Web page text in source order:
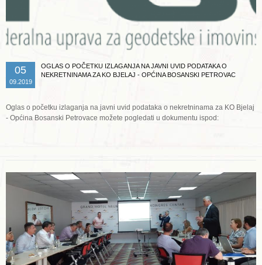
05
09.2019
OGLAS O POČETKU IZLAGANJA NA JAVNI UVID PODATAKA O
NEKRETNINAMA ZA KO BJELAJ - OPĆINA BOSANSKI PETROVAC
Oglas o početku izlaganja na javni uvid podataka o nekretninama za KO Bjelaj
- Općina Bosanski Petrovace možete pogledati u dokumentu ispod: